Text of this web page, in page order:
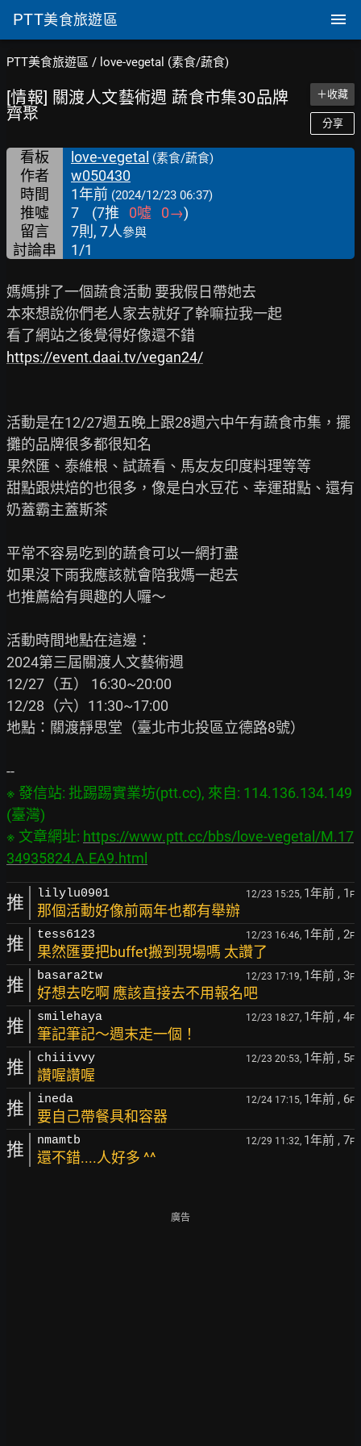
PTT美食旅遊區
PTT美食旅遊區 / love-vegetal (素食/蔬食)
[情報] 關渡人文藝術週 蔬食市集30品牌
齊聚
＋收藏
分享
看板 love-vegetal (素食/蔬食)
作者
w050430
時間
1年前 (2024/12/23 06:37)
推噓 7 (7推 0噓 0→)
留言
7則, 7人參與
討論串 1/1
媽媽排了一個蔬食活動 要我假日帶她去
本來想說你們老人家去就好了幹嘛拉我一起
https://event.daai.tv/vegan24/
活動是在12/27週五晚上跟28週六中午有蔬食市集，擺
攤的品牌很多都很知名
果然匯、泰維根、試蔬看、馬友友印度料理等等
甜點跟烘焙的也很多，像是白水豆花、幸運甜點、還有
奶蓋霸主蓋斯茶
平常不容易吃到的蔬食可以一網打盡
如果沒下雨我應該就會陪我媽一起去
也推薦給有興趣的人囉～
活動時間地點在這邊：
2024第三屆關渡人文藝術週
12/27（五） 16:30~20:00
12/28（六）11:30~17:00
地點：關渡靜思堂（臺北市北投區立德路8號）
※ 發信站: 批踢踢實業坊(ptt.cc), 來自: 114.136.134.149
(臺灣)
※ 文章網址: https://www.ptt.cc/bbs/love-vegetal/M.17
34935824.A.EA9.html
推 lilylu0901 12/23 15:25, 1年前 , 1 F
那個活動好像前兩年也都有舉辦
推 tess6123 12/23 16:46, 1年前 , 2F
果然匯要把buffet搬到現場嗎 太讚了
推 basara2tw 12/23 17:19, 1年前 , 3F
好想去吃啊 應該直接去不用報名吧
推 smilehaya 12/23 18:27, 1年前 , 4F
筆記筆記～週末走一個！
推 chiiivvy 12/23 20:53, 1年前 , 5F
讚喔讚喔
推 ineda 12/24 17:15, 1年前 , 6F
要自己帶餐具和容器
推 nmamtb 12/29 11:32, 1年前 , 7F
還不錯....人好多 ^^
廣告